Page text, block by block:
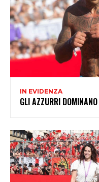
IN EVIDENZA
GLI AZZURRI